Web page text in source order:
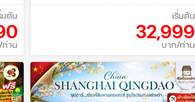
มต้น
าน
เริ่มต้น
32,999
บาท/ท่าน